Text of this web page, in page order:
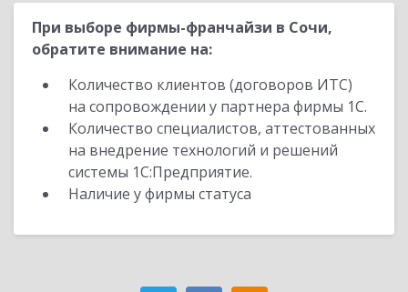
При выборе фирмы-франчайзи в Сочи,
обратите внимание на:
Количество клиентов (договоров ИТС)
на сопровождении у партнера фирмы 1С.
Количество специалистов, аттестованных
на внедрение технологий и решений
системы 1С:Предприятие.
Наличие у фирмы статуса